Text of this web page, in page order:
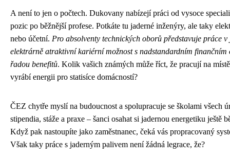
A není to jen o počtech. Dukovany nabízejí práci od vysoce
pozic po běžnější profese. Potkáte tu jaderné inženýry, ale taky
nebo účetní. Pro absolventy technických oborů představuje práce v
elektrárně atraktivní kariérní možnost s nadstandardním finančním
řadou benefitů. Kolik vašich známých může říct, že pracují na
vyrábí energii pro statisíce domácností?
ČEZ chytře myslí na budoucnost a spolupracuje se školami všech
stipendia, stáže a praxe – šanci osahat si jadernou energetiku ještě
Když pak nastoupíte jako zaměstnanec, čeká vás propracovaný
Však taky práce s jaderným palivem není žádná legrace, že?